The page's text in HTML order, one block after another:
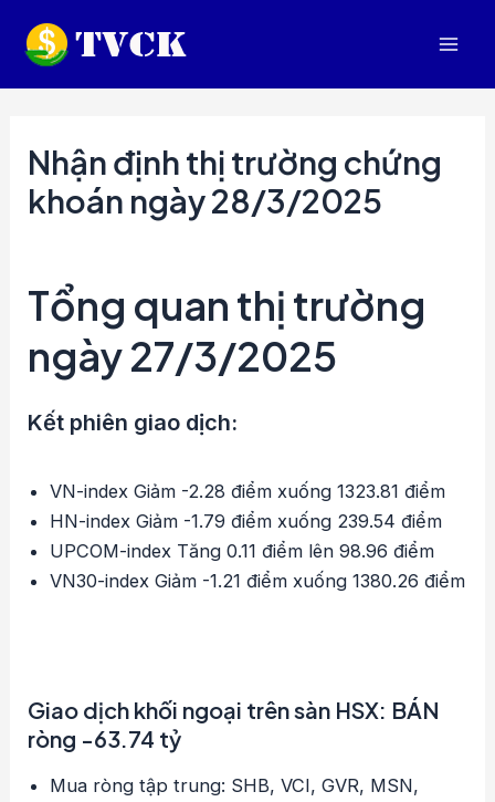
Nhận định thị trường chứng
khoán ngày 28/3/2025
Tổng quan thị trường
ngày 27/3/2025
Kết phiên giao dịch:
VN-index Giảm -2.28 điểm xuống 1323.81 điểm
HN-index Giảm -1.79 điểm xuống 239.54 điểm
UPCOM-index Tăng 0.11 điểm lên 98.96 điểm
VN30-index Giảm -1.21 điểm xuống 1380.26 điểm
Giao dịch khối ngoại trên sàn HSX: BÁN
ròng -63.74 tỷ
Mua ròng tập trung: SHB, VCI, GVR, MSN,